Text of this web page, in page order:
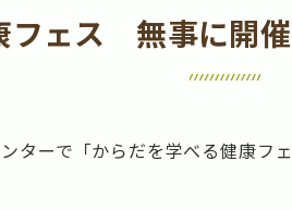
フェス 無事に開
ーで「からだを学べる健康フ